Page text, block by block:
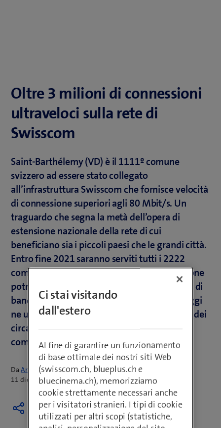
Oltre 3 milioni di connessioni
ultraveloci sulla rete di
Swisscom
Saint-Barthélemy (VD) è il 1111º comune
svizzero ad essere stato collegato
all’infrastruttura Swisscom che fornisce velocità
di connessione superiori agli 80 Mbit/s. Un
traguardo che segna la metà dell’opera di
estensione nazionale della rete di cui
beneficiano sia i piccoli paesi che le grandi città.
Entro fine 2021 saranno serviti tutti i 2222
comuni della Svizzera. Il 90% della popolazione
potrà beneficiare con Swisscom di larghezze di
banda comprese tra 80 Mbit/s e 1 Gbit/s. Oggi
ne usufruisce già il 60% è cioè oltre 3 milioni dei
circa 5,2 milioni di abitazioni e attività
commerciali della Svizzera.
DaArmin Schädeli
11 dicembre 2018
Ci stai visitando
dall'estero
Al fine di garantire un funzionamento
di base ottimale dei nostri siti Web
(swisscom.ch, blueplus.ch e
bluecinema.ch), memorizziamo
cookie strettamente necessari anche
per i visitatori stranieri. I tipi di cookie
utilizzati per altri scopi (statistiche,